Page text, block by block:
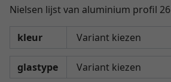
Nielsen lijst van aluminium profil 26
kleur
glastype